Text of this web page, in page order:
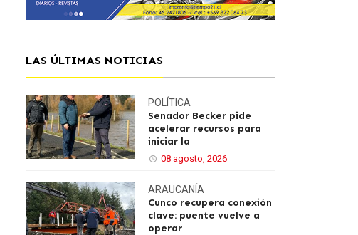
LAS ÚLTIMAS NOTICIAS
POLÍTICA
Senador Becker pide
acelerar recursos para
iniciar la
08 agosto, 2026
ARAUCANÍA
Cunco recupera conexión
clave: puente vuelve a
operar